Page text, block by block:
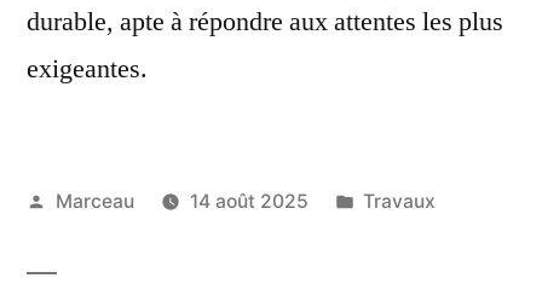
durable, apte à répondre aux attentes les plus
exigeantes.
Publié
Marceau 14 août 2025
Publié
Travaux